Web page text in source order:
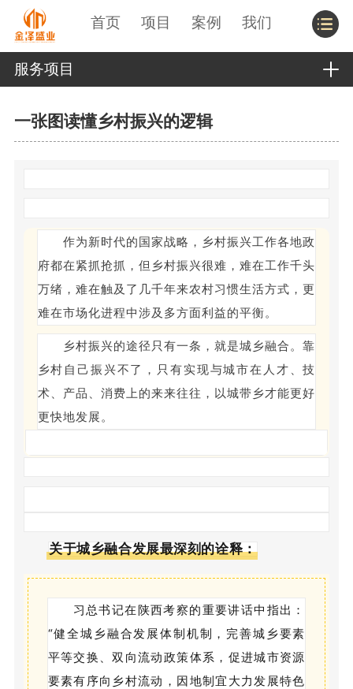
首页 项目 案例 我们
服务项目
一张图读懂乡村振兴的逻辑
作为新时代的国家战略，乡村振兴工作各地政
府都在紧抓抢抓，但乡村振兴很难，难在工作千头
万绪，难在触及了几千年来农村习惯生活方式，更
难在市场化进程中涉及多方面利益的平衡。
乡村振兴的途径只有一条，就是城乡融合。靠
乡村自己振兴不了，只有实现与城市在人才、技
术、产品、消费上的来来往往，以城带乡才能更好
更快地发展。
关于城乡融合发展最深刻的诠释：
习总书记在陕西考察的重要讲话中指出：
“健全城乡融合发展体制机制，完善城乡要素
平等交换、双向流动政策体系，促进城市资源
要素有序向乡村流动，因地制宜大力发展特色